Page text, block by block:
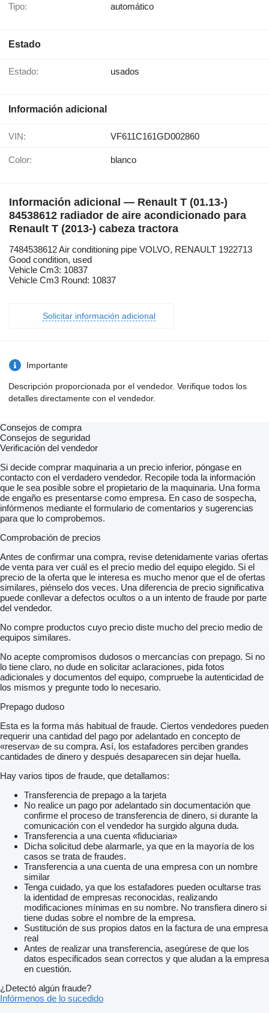
Tipo: automático
Estado
Estado: usados
Información adicional
VIN: VF611C161GD002860
Color: blanco
Información adicional — Renault T (01.13-)
84538612 radiador de aire acondicionado para
Renault T (2013-) cabeza tractora
7484538612 Air conditioning pipe VOLVO, RENAULT 1922713
Good condition, used
Vehicle Cm3: 10837
Vehicle Cm3 Round: 10837
Solicitar información adicional
Importante
Descripción proporcionada por el vendedor. Verifique todos los
detalles directamente con el vendedor.
Consejos de compra
Consejos de seguridad
Verificación del vendedor
Si decide comprar maquinaria a un precio inferior, póngase en
contacto con el verdadero vendedor. Recopile toda la información
que le sea posible sobre el propietario de la maquinaria. Una forma
de engaño es presentarse como empresa. En caso de sospecha,
infórmenos mediante el formulario de comentarios y sugerencias
para que lo comprobemos.
Comprobación de precios
Antes de confirmar una compra, revise detenidamente varias ofertas
de venta para ver cuál es el precio medio del equipo elegido. Si el
precio de la oferta que le interesa es mucho menor que el de ofertas
similares, piénselo dos veces. Una diferencia de precio significativa
puede conllevar a defectos ocultos o a un intento de fraude por parte
del vendedor.
No compre productos cuyo precio diste mucho del precio medio de
equipos similares.
No acepte compromisos dudosos o mercancías con prepago. Si no
lo tiene claro, no dude en solicitar aclaraciones, pida fotos
adicionales y documentos del equipo, compruebe la autenticidad de
los mismos y pregunte todo lo necesario.
Prepago dudoso
Esta es la forma más habitual de fraude. Ciertos vendedores pueden
requerir una cantidad del pago por adelantado en concepto de
«reserva» de su compra. Así, los estafadores perciben grandes
cantidades de dinero y después desaparecen sin dejar huella.
Hay varios tipos de fraude, que detallamos:
Transferencia de prepago a la tarjeta
No realice un pago por adelantado sin documentación que
confirme el proceso de transferencia de dinero, si durante la
comunicación con el vendedor ha surgido alguna duda.
Transferencia a una cuenta «fiduciaria»
Dicha solicitud debe alarmarle, ya que en la mayoría de los
casos se trata de fraudes.
Transferencia a una cuenta de una empresa con un nombre
similar
Tenga cuidado, ya que los estafadores pueden ocultarse tras
la identidad de empresas reconocidas, realizando
modificaciones mínimas en su nombre. No transfiera dinero si
tiene dudas sobre el nombre de la empresa.
Sustitución de sus propios datos en la factura de una empresa
real
Antes de realizar una transferencia, asegúrese de que los
datos especificados sean correctos y que aludan a la empresa
en cuestión.
¿Detectó algún fraude?
Infórmenos de lo sucedido